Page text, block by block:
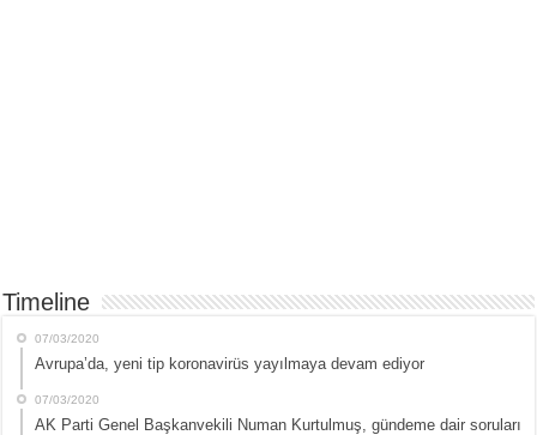
Timeline
07/03/2020
Avrupa’da, yeni tip koronavirüs yayılmaya devam ediyor
07/03/2020
AK Parti Genel Başkanvekili Numan Kurtulmuş, gündeme dair soruları